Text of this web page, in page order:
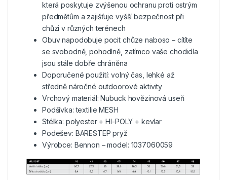
která poskytuje zvýšenou ochranu proti ostrým
předmětům a zajišťuje vyšší bezpečnost při
chůzi v různých terénech
Obuv napodobuje pocit chůze naboso – cítíte
se svobodně, pohodlně, zatímco vaše chodidla
jsou stále dobře chráněna
Doporučené použití: volný čas, lehké až
středně náročné outdoorové aktivity
Vrchový materiál: Nubuck hovězinová useň
Podšívka: textilie MESH
Stélka: polyester + HI-POLY + kevlar
Podešev: BARESTEP pryž
Výrobce: Bennon – model: 1037060059